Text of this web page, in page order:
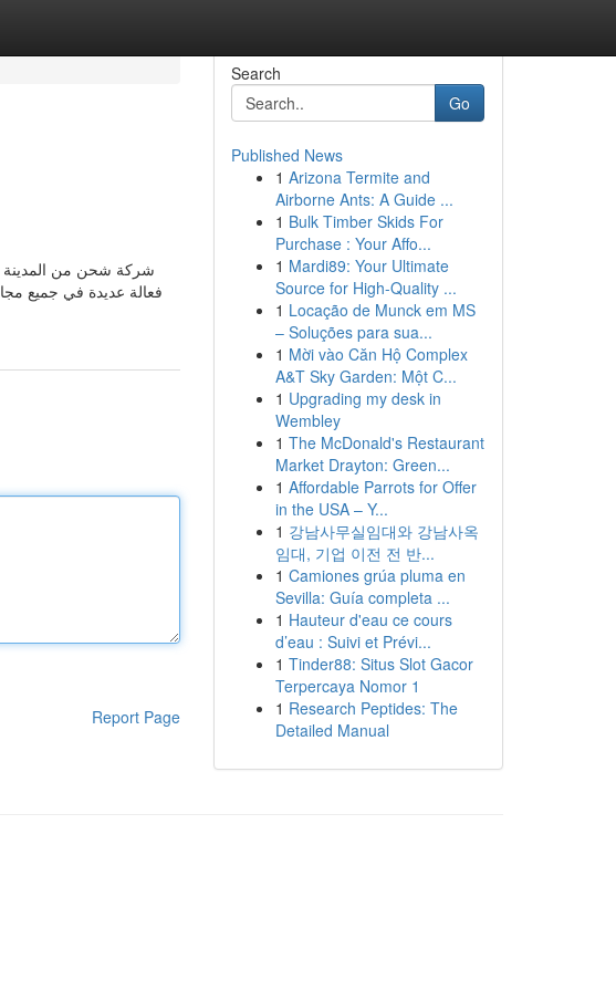
شركة شحن من المدينة
فعالة عديدة في جميع
Report Page
Search
Go
Published News
1 Arizona Termite and
Airborne Ants: A Guide ...
1 Bulk Timber Skids For
Purchase : Your Affo...
1 Mardi89: Your Ultimate
Source for High-Quality ...
1 Locação de Munck em MS
– Soluções para sua...
1 Mời vào Căn Hộ Complex
A&T Sky Garden: Một C...
1 Upgrading my desk in
Wembley
1 The McDonald's Restaurant
Market Drayton: Green...
1 Affordable Parrots for Offer
in the USA – Y...
1 강남사무실임대와 강남사옥
임대, 기업 이전 전 반...
1 Camiones grúa pluma en
Sevilla: Guía completa ...
1 Hauteur d'eau ce cours
d’eau : Suivi et Prévi...
1 Tinder88: Situs Slot Gacor
Terpercaya Nomor 1
1 Research Peptides: The
Detailed Manual